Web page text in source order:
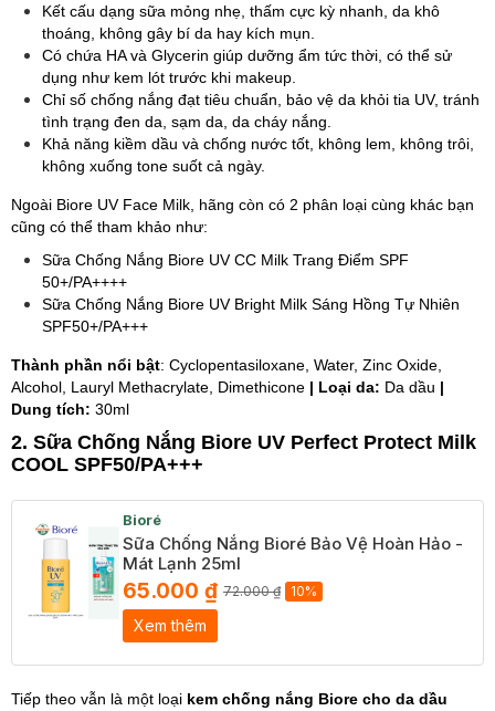
Kết cấu dạng sữa mỏng nhẹ, thấm cực kỳ nhanh, da khô
thoáng, không gây bí da hay kích mụn.
Có chứa HA và Glycerin giúp dưỡng ẩm tức thời, có thể sử
dụng như kem lót trước khi makeup.
Chỉ số chống nắng đạt tiêu chuẩn, bảo vệ da khỏi tia UV, tránh
tình trạng đen da, sạm da, da cháy nắng.
Khả năng kiềm dầu và chống nước tốt, không lem, không trôi,
không xuống tone suốt cả ngày.
Ngoài Biore UV Face Milk, hãng còn có 2 phân loại cùng khác bạn
cũng có thể tham khảo như:
Sữa Chống Nắng Biore UV CC Milk Trang Điểm SPF
50+/PA++++
Sữa Chống Nắng Biore UV Bright Milk Sáng Hồng Tự Nhiên
SPF50+/PA+++
Thành phần nổi bật: Cyclopentasiloxane, Water, Zinc Oxide,
Alcohol, Lauryl Methacrylate, Dimethicone | Loại da: Da dầu |
Dung tích: 30ml
2. Sữa Chống Nắng Biore UV Perfect Protect Milk
COOL SPF50/PA+++
Bioré
Sữa Chống Nắng Bioré Bảo Vệ Hoàn Hảo -
Mát Lạnh 25ml
65.000 ₫ 72.000 ₫ 10%
Xem thêm
Tiếp theo vẫn là một loại kem chống nắng Biore cho da dầu